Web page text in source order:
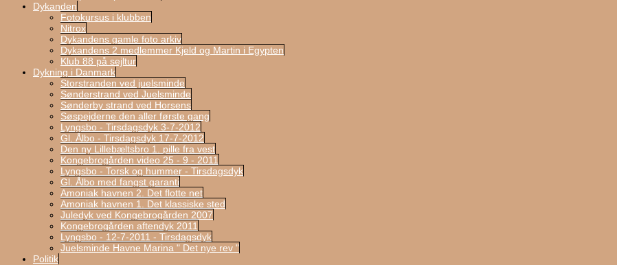
Dykanden
Fotokursus i klubben
Nitrox
Dykandens gamle foto arkiv
Dykandens 2 medlemmer Kjeld og Martin i Egypten
Klub 88 på sejltur
Dykning i Danmark
Storstranden ved juelsminde
Sønderstrand ved Juelsminde
Sønderby strand ved Horsens
Søspejderne den aller første gang
Lyngsbo - Tirsdagsdyk 3-7-2012
Gl. Ålbo - Tirsdagsdyk 17-7-2012
Den ny Lillebæltsbro 1. pille fra vest
Kongebrogården video 25 - 9 - 2011
Lyngsbo - Torsk og hummer - Tirsdagsdyk
Gl. Ålbo med fangst garanti
Amoniak havnen 2. Det flotte net
Amoniak havnen 1. Det klassiske sted
Juledyk ved Kongebrogården 2007
Kongebrogården aftendyk 2011
Lyngsbo - 12-7-2011 - Tirsdagsdyk
Juelsminde Havne Marina " Det nye rev "
Politik